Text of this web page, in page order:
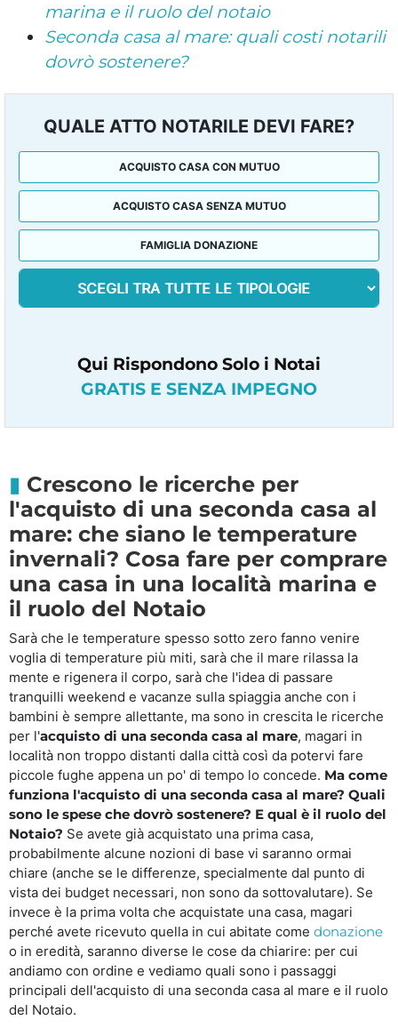
marina e il ruolo del notaio
Seconda casa al mare: quali costi notarili
dovrò sostenere?
QUALE ATTO NOTARILE DEVI FARE?
ACQUISTO CASA CON MUTUO
ACQUISTO CASA SENZA MUTUO
FAMIGLIA DONAZIONE
Qui Rispondono Solo i Notai
GRATIS E SENZA IMPEGNO
Crescono le ricerche per
l'acquisto di una seconda casa al
mare: che siano le temperature
invernali? Cosa fare per comprare
una casa in una località marina e
il ruolo del Notaio
Sarà che le temperature spesso sotto zero fanno venire
voglia di temperature più miti, sarà che il mare rilassa la
mente e rigenera il corpo, sarà che l'idea di passare
tranquilli weekend e vacanze sulla spiaggia anche con i
bambini è sempre allettante, ma sono in crescita le ricerche
per l'acquisto di una seconda casa al mare, magari in
località non troppo distanti dalla città così da potervi fare
piccole fughe appena un po' di tempo lo concede. Ma come
funziona l'acquisto di una seconda casa al mare? Quali
sono le spese che dovrò sostenere? E qual è il ruolo del
Notaio? Se avete già acquistato una prima casa,
probabilmente alcune nozioni di base vi saranno ormai
chiare (anche se le differenze, specialmente dal punto di
vista dei budget necessari, non sono da sottovalutare). Se
invece è la prima volta che acquistate una casa, magari
perché avete ricevuto quella in cui abitate come donazione
o in eredità, saranno diverse le cose da chiarire: per cui
andiamo con ordine e vediamo quali sono i passaggi
principali dell'acquisto di una seconda casa al mare e il ruolo
del Notaio.